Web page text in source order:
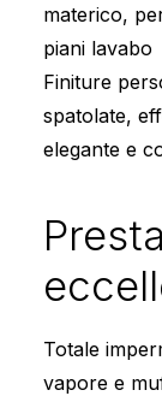
materico,
piani lavabo
Finiture
spatolate,
elegante e
Totale
vapore e